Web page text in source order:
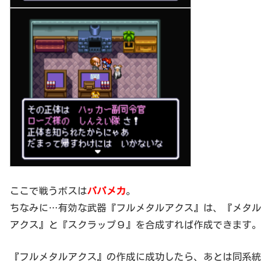
ここで戦うボスはパパメカ。
ちなみに…有効な武器『フルメタルアクス』は、『メタル
アクス』と『スクラップ９』を合成すれば作成できます。
『フルメタルアクス』の作成に成功したら、あとは同系統